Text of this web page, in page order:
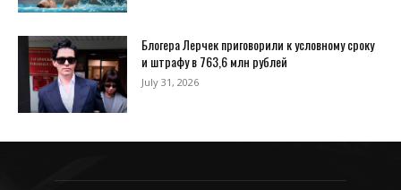
Блогера Лерчек приговорили к условному сроку
и штрафу в 763,6 млн рублей
July 31, 2026